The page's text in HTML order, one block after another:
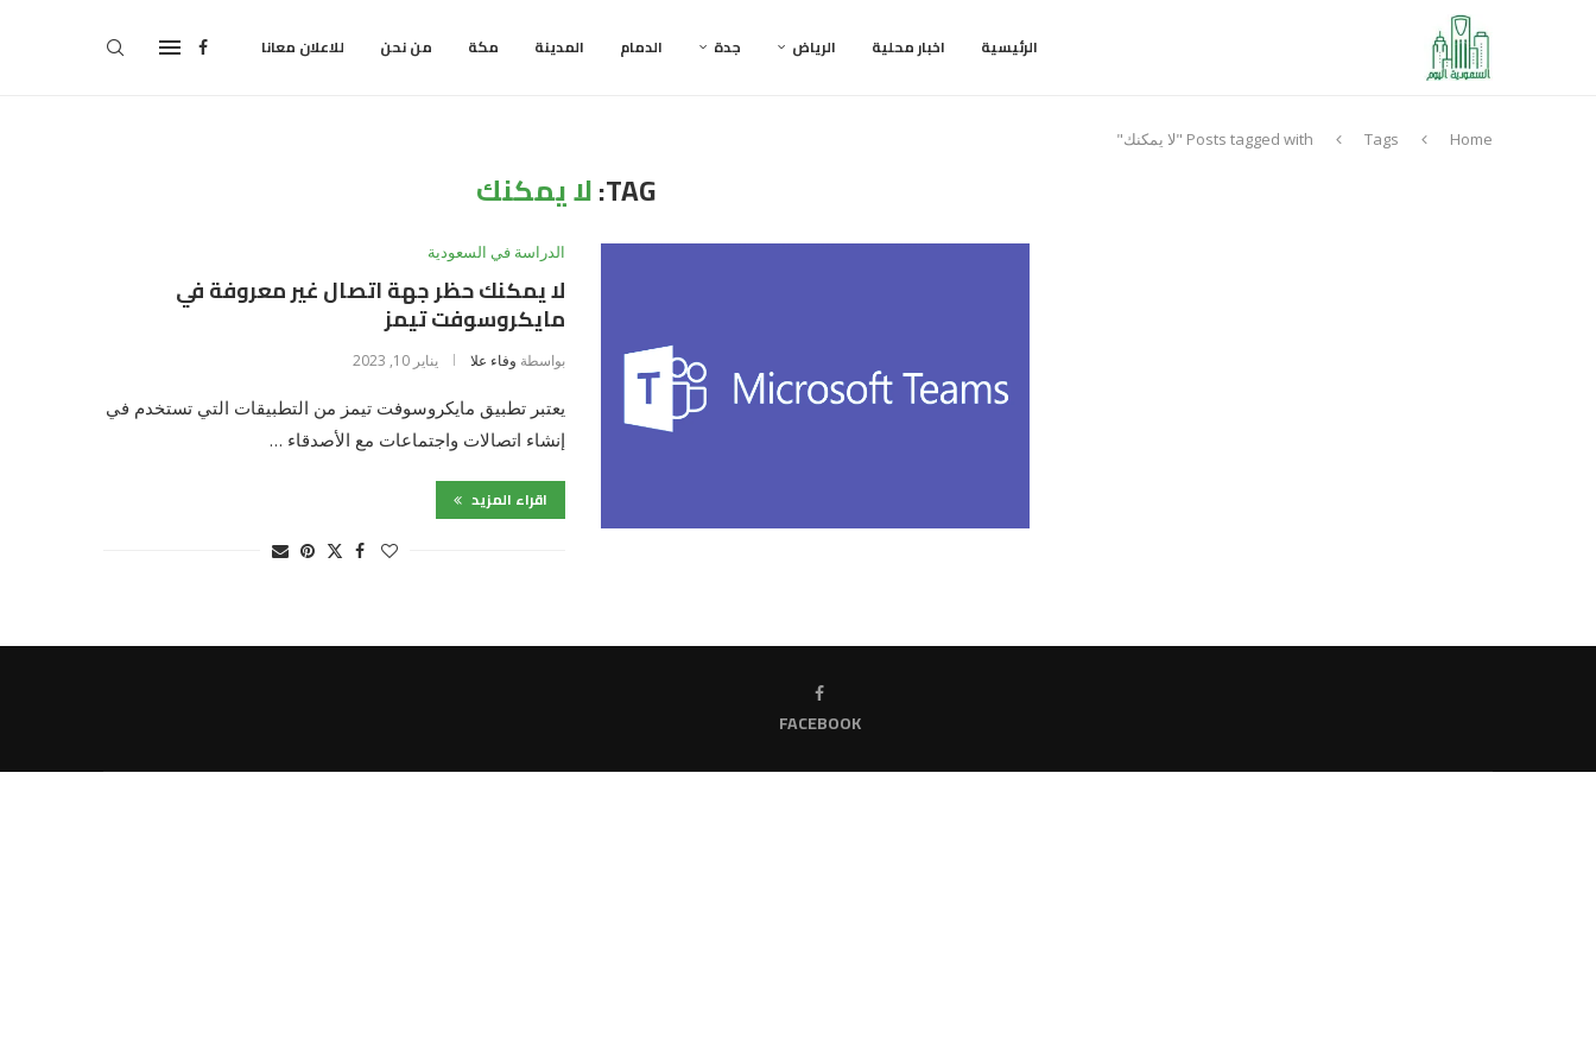
الرئيسية اخبار محلية الرياض جدة الدمام المدينة مكة من نحن للاعلان معانا
Home
Tags Posts tagged with "لا يمكنك"
TAG: لا يمكنك
الدراسة في السعودية
لا يمكنك حظر جهة اتصال غير معروفة في
مايكروسوفت تيمز
بواسطة وفاء علا يناير 10, 2023
يعتبر تطبيق مايكروسوفت تيمز من التطبيقات التي تستخدم في
إنشاء اتصالات واجتماعات مع الأصدقاء …
اقراء المزيد
FACEBOOK